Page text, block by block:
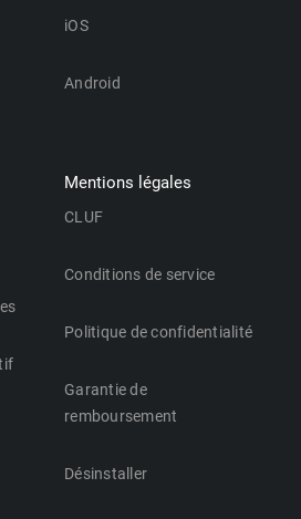
iOS
Android
Mentions légales
CLUF
Conditions de service
Politique de confidentialité
Garantie de
remboursement
Désinstaller